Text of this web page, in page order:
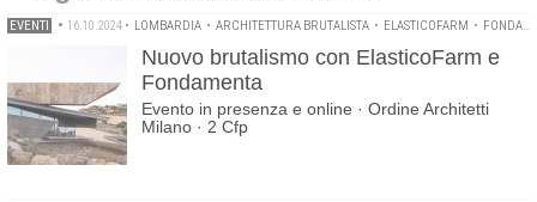
EVENTI • 16.10.2024 • LOMBARDIA • ARCHITETTURA BRUTALISTA • ELASTICOFARM • FONDAMENTA
Nuovo brutalismo con ElasticoFarm e
Fondamenta
Evento in presenza e online · Ordine Architetti
Milano · 2 Cfp